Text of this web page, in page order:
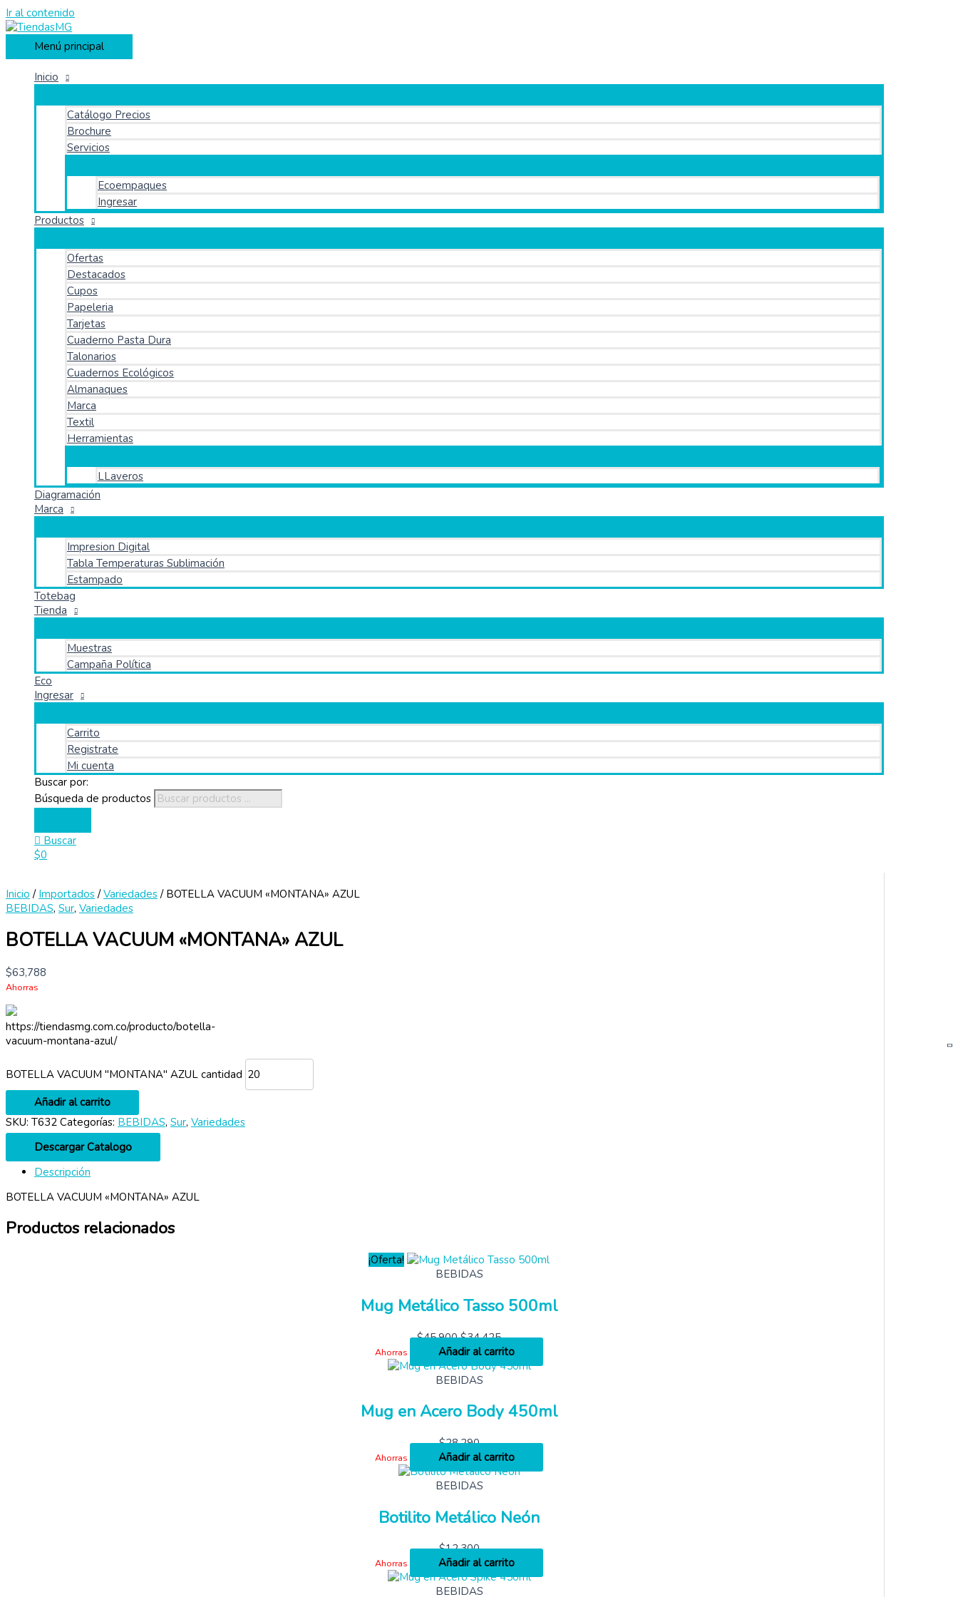
Ir al contenido
Menú principal
Inicio
Catálogo Precios
Brochure
Servicios
Ecoempaques
Ingresar
Productos
Ofertas
Destacados
Cupos
Papeleria
Tarjetas
Cuaderno Pasta Dura
Talonarios
Cuadernos Ecológicos
Almanaques
Marca
Textil
Herramientas
LLaveros
Diagramación
Marca
Impresion Digital
Tabla Temperaturas Sublimación
Estampado
Totebag
Tienda
Muestras
Campaña Política
Eco
Ingresar
Carrito
Registrate
Mi cuenta
Buscar por:
Búsqueda de productos
Buscar
$0
Inicio / Importados/Variedades/ BOTELLA VACUUM «MONTANA» AZUL
BEBIDAS, Sur, Variedades
BOTELLA VACUUM «MONTANA» AZUL
$63,788
Ahorras
https://tiendasmg.com.co/producto/botella-
vacuum-montana-azul/
BOTELLA VACUUM "MONTANA" AZUL cantidad
Añadir al carrito
SKU: T632 Categorías: BEBIDAS, Sur, Variedades
Descargar Catalogo
Descripción
BOTELLA VACUUM «MONTANA» AZUL
Productos relacionados
¡Oferta!
BEBIDAS
Mug Metálico Tasso 500ml
$45,900 $34,425
Ahorras
Añadir al carrito
BEBIDAS
Mug en Acero Body 450ml
$28,290
Ahorras
Añadir al carrito
BEBIDAS
Botilito Metálico Neón
$12,300
Ahorras
Añadir al carrito
BEBIDAS